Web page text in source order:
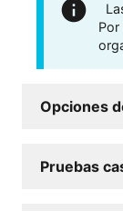
Opciones
Pruebas